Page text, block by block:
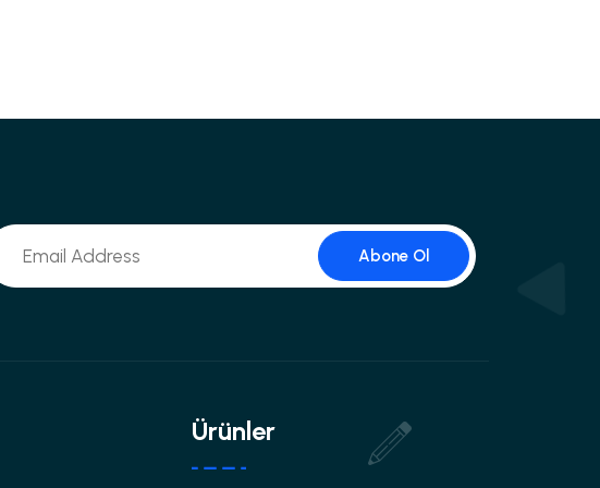
Abone Ol
Ürünler